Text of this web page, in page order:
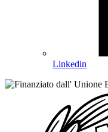
Linkedin